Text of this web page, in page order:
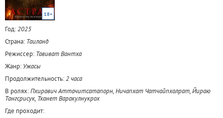
18+
Год:2025
Страна: Таиланд
Режиссер: Тавиват Вантха
Жанр: Ужасы
Продолжительность:2 часа
В ролях:Пхиравич Аттачитсатапорн, Ничапхат Чатчайпхолрат, Йираю
Тангсрисук, Тханет Варакулнукрох
Где проходит: